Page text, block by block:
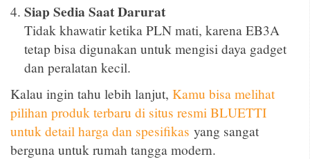
Siap Sedia Saat Darurat
Tidak khawatir ketika PLN mati, karena EB3A
tetap bisa digunakan untuk mengisi daya gadget
dan peralatan kecil.
Kalau ingin tahu lebih lanjut, Kamu bisa melihat
pilihan produk terbaru di situs resmi BLUETTI
untuk detail harga dan spesifikas yang sangat
berguna untuk rumah tangga modern.